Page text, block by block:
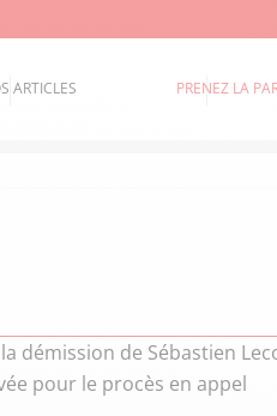
ARTICLES PRENEZ LA
démission de Sébastien
pour le procès en appel